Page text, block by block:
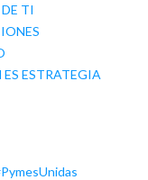
TI
ESTRATEGIA